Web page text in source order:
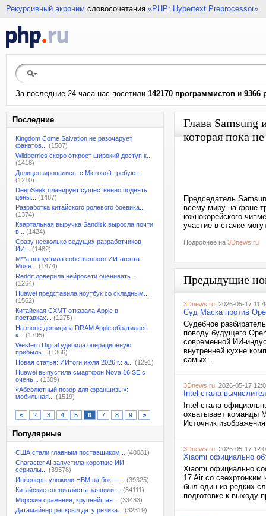
Рекурсивный акроним словосочетания «PHP: Hypertext Preprocessor»
За последние 24 часа нас посетили 142170 программистов и 9366
Последние
Kingdom Come Salvation не разочарует
фанатов...
(1507)
Wildberries скоро откроет широкий доступ к...
(1418)
Долицензировались: с Microsoft требуют...
(1210)
DeepSeek планирует существенно поднять
цены...
(1487)
Разработка китайского ролевого боевика...
(1374)
Квартальная выручка Sandisk выросла почти
в...
(1424)
Сразу несколько ведущих разработчиков
ИИ...
(1482)
M**a выпустила собственного ИИ-агента
Muse...
(1474)
Reddit доверила нейросети оценивать...
(1264)
Huawei представила ноутбук со складным...
(1562)
Китайская CXMT отказала Apple в
поставках...
(1275)
На фоне дефицита DRAM Apple обратилась
к...
(1795)
Western Digital удвоила операционную
прибыль...
(1366)
Новая статья: ИИтоги июля 2026 г.: а...
(1291)
Huawei выпустила смартфон Nova 16 SE с
очень...
(1309)
«Абсолютный позор для франшизы»:
мобильная...
(1519)
< 2 3 4 5 6 7 8 9 >
Популярные
США стали главным поставщиком...
(40081)
Character.AI запустила короткие ИИ-
сериалы...
(39578)
Инженеры уложили HBM на бок —...
(39325)
Китайские специалисты заявили,...
(34111)
Морские сражения, крупнейшая...
(33483)
Датамайнер раскрыл дату релиза...
(32319)
Глава Samsung
которая пока
Председатель
всему миру на фоне
южнокорейского
участие в стачке
Подробнее на 3Dnews.ru
Предыдущие
3Dnews.ru , 2026-05-17
Суд Маска против
Судебное
поводу будущего
современной ИИ-
внутренней кухне
самых...
3Dnews.ru , 2026-05-17
Intel стала
Intel стала
охватывает команды
Источник
3Dnews.ru , 2026-05-17
Xiaomi официально
Xiaomi официально
17 Air со
был один из редких
подготовке к выходу